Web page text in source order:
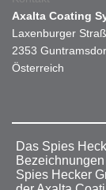
Axalta Coating
Laxenburger
2353
Österreich
Das Spies
Spies Hecker